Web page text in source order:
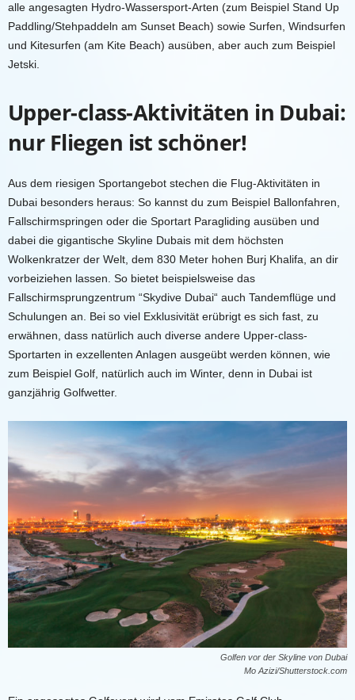
alle angesagten Hydro-Wassersport-Arten (zum Beispiel Stand Up
Paddling/Stehpaddeln am Sunset Beach) sowie Surfen, Windsurfen
und Kitesurfen (am Kite Beach) ausüben, aber auch zum Beispiel
Jetski.
Upper-class-Aktivitäten in Dubai:
nur Fliegen ist schöner!
Aus dem riesigen Sportangebot stechen die Flug-Aktivitäten in
Dubai besonders heraus: So kannst du zum Beispiel Ballonfahren,
Fallschirmspringen oder die Sportart Paragliding ausüben und
dabei die gigantische Skyline Dubais mit dem höchsten
Wolkenkratzer der Welt, dem 830 Meter hohen Burj Khalifa, an dir
vorbeiziehen lassen. So bietet beispielsweise das
Fallschirmsprungzentrum “Skydive Dubai“ auch Tandemflüge und
Schulungen an. Bei so viel Exklusivität erübrigt es sich fast, zu
erwähnen, dass natürlich auch diverse andere Upper-class-
Sportarten in exzellenten Anlagen ausgeübt werden können, wie
zum Beispiel Golf, natürlich auch im Winter, denn in Dubai ist
ganzjährig Golfwetter.
Golfen vor der Skyline von Dubai
Mo Azizi/Shutterstock.com